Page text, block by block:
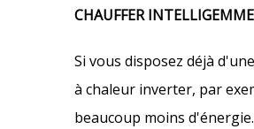
CHAUFFER
Si vous disposez déjà
à chaleur inverter, par
beaucoup moins